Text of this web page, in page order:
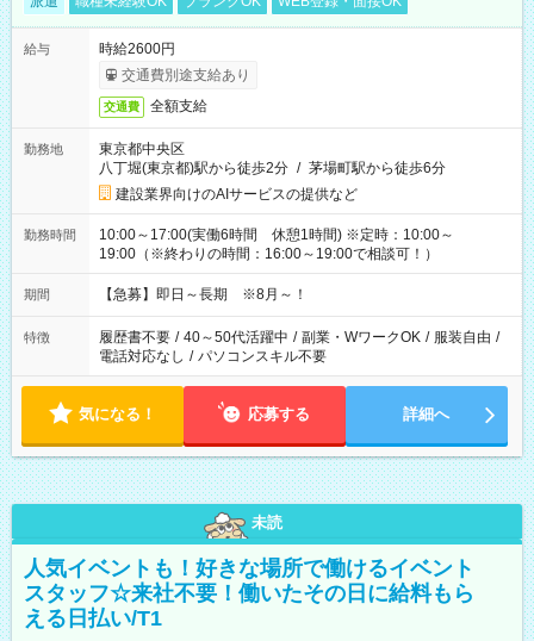
給与
時給2600円
交通費別途支給あり
交通費 全額支給
勤務地
東京都中央区
八丁堀(東京都)駅から徒歩2分 / 茅場町駅から徒歩6分
建設業界向けのAIサービスの提供など
勤務時間
10:00～17:00(実働6時間 休憩1時間) ※定時：10:00～
19:00（※終わりの時間：16:00～19:00で相談可！）
期間 【急募】即日～長期 ※8月～！
特徴 履歴書不要 / 40～50代活躍中 / 副業・WワークOK / 服装自由 /
電話対応なし / パソコンスキル不要
気になる！ 応募する 詳細へ
未読
人気イベントも！好きな場所で働けるイベント
スタッフ☆来社不要！働いたその日に給料もら
える日払い/T1